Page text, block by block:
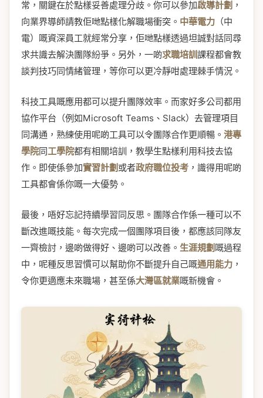
常，關鍵在於點樣妥善處理分歧。你可以參加啟導計劃 ，
向業界導師請教佢哋點樣化解職場衝突。 中華電力 （中
電）嘅資深員工就經常分享，佢哋點樣透過坦誠對話同尋
求共識去解決團隊紛爭。另外，一啲求職培訓課程都會教
談判技巧同情緒管理，等你可以更冷靜咁處理棘手情況。
科技工具嘅應用都可以提升團隊效率。而家好多公司都用
協作平台（例如Microsoft Teams、Slack）去管理項目
同溝通，熟練使用呢啲工具可以令團隊合作更順暢。 港專
學院同工學院都有相關培訓，教學生點樣利用科技去協
作。即使係參加實習計劃 或者政府職位投考 ，識得用呢啲
工具都會係你嘅一大優勢。
最後，唔好忘記持續學習同反思。團隊合作係一種可以不
斷改進嘅技能。每次完成一個團隊項目後，都應該同隊友
一齊檢討，邊啲做得好、邊啲可以改善。 生涯規劃 嘅過程
中，呢種反思習慣可以幫助你不斷提升自己嘅通用能力 ，
令你更適應未來職場，甚至係大灣區就業嘅新機會。